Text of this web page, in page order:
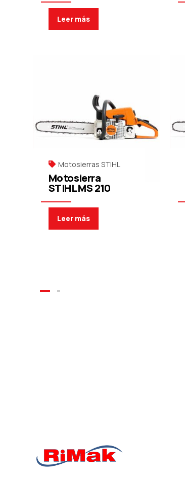
Leer más
Motosierras STIHL
Motosierra
STIHL MS 210
Leer más